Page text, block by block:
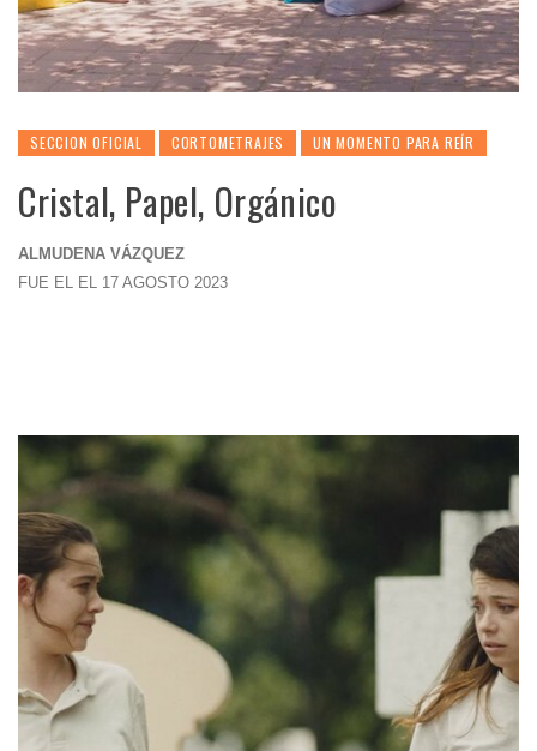
SECCION OFICIAL CORTOMETRAJES UN MOMENTO PARA REÍR
Cristal, Papel, Orgánico
ALMUDENA VÁZQUEZ
FUE EL EL 17 AGOSTO 2023